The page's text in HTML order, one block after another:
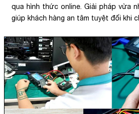
qua hình thức online. Giải pháp vừa
giúp khách hàng an tâm tuyệt đối khi